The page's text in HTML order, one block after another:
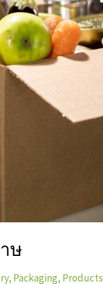
ษ
, Packaging, Products